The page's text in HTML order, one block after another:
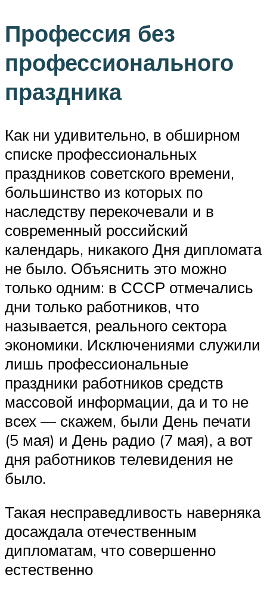
Профессия без
профессионального
праздника
Как ни удивительно, в обширном
списке профессиональных
праздников советского времени,
большинство из которых по
наследству перекочевали и в
современный российский
календарь, никакого Дня дипломата
не было. Объяснить это можно
только одним: в СССР отмечались
дни только работников, что
называется, реального сектора
экономики. Исключениями служили
лишь профессиональные
праздники работников средств
массовой информации, да и то не
всех — скажем, были День печати
(5 мая) и День радио (7 мая), а вот
дня работников телевидения не
было.
Такая несправедливость наверняка
досаждала отечественным
дипломатам, что совершенно
естественно